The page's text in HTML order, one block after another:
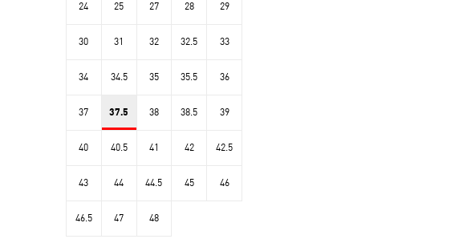
24 25 27 28 29
30 31 32 32.5 33
34 34.5 35 35.5 36
37 37.5 38 38.5 39
40 40.5 41 42 42.5
43 44 44.5 45 46
46.5 47 48